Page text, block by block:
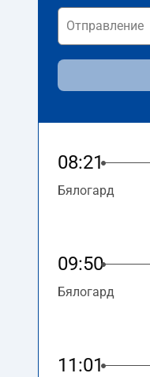
08:21
Бялогард
09:50
Бялогард
11:01